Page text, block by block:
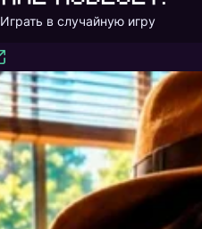
Играть в случайную игру